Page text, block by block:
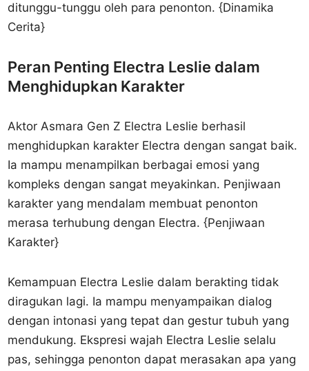
ditunggu-tunggu oleh para penonton. {Dinamika
Cerita}
Peran Penting Electra Leslie dalam
Menghidupkan Karakter
Aktor Asmara Gen Z Electra Leslie berhasil
menghidupkan karakter Electra dengan sangat baik.
Ia mampu menampilkan berbagai emosi yang
kompleks dengan sangat meyakinkan. Penjiwaan
karakter yang mendalam membuat penonton
merasa terhubung dengan Electra. {Penjiwaan
Karakter}
Kemampuan Electra Leslie dalam berakting tidak
diragukan lagi. Ia mampu menyampaikan dialog
dengan intonasi yang tepat dan gestur tubuh yang
mendukung. Ekspresi wajah Electra Leslie selalu
pas, sehingga penonton dapat merasakan apa yang